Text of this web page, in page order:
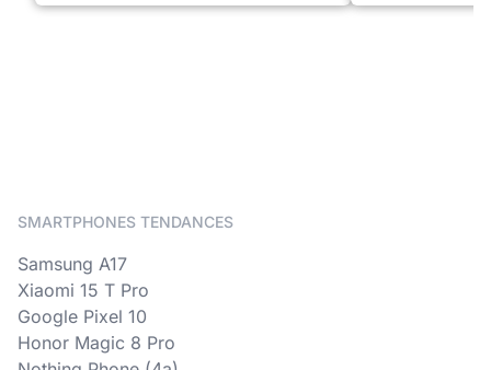
SMARTPHONES TENDANCES
Samsung A17
Xiaomi 15 T Pro
Google Pixel 10
Honor Magic 8 Pro